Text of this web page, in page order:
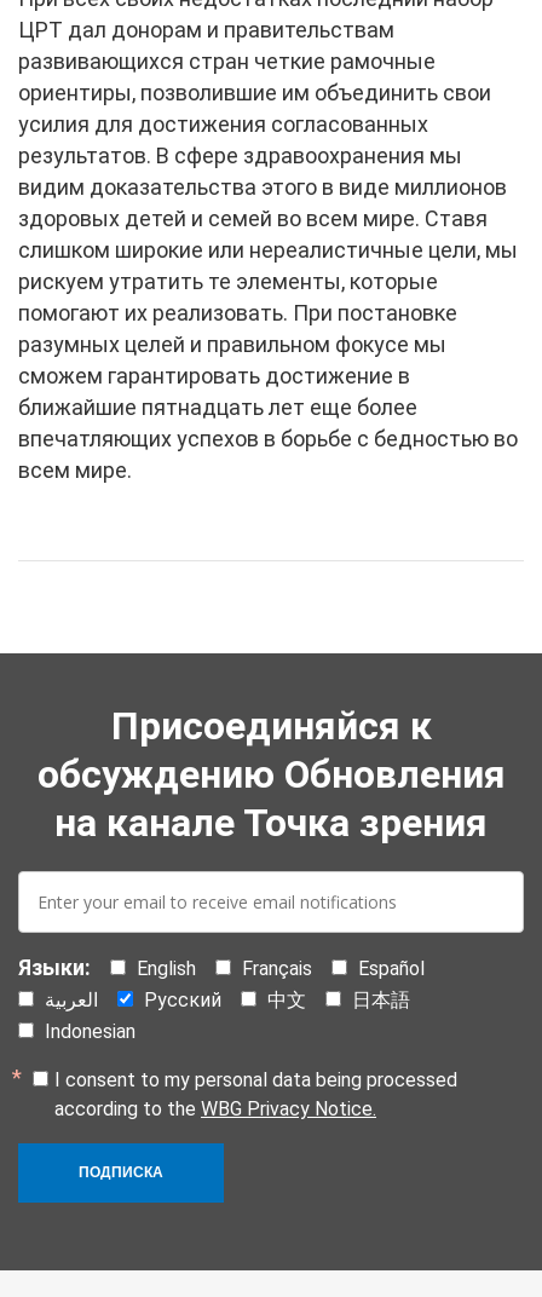
ЦРТ дал донорам и правительствам
развивающихся стран четкие рамочные
ориентиры, позволившие им объединить свои
усилия для достижения согласованных
результатов. В сфере здравоохранения мы
видим доказательства этого в виде миллионов
здоровых детей и семей во всем мире. Ставя
слишком широкие или нереалистичные цели, мы
рискуем утратить те элементы, которые
помогают их реализовать. При постановке
разумных целей и правильном фокусе мы
сможем гарантировать достижение в
ближайшие пятнадцать лет еще более
впечатляющих успехов в борьбе с бедностью во
всем мире.
Присоединяйся к
обсуждению Обновления
на канале Точка зрения
mail:
Языки: English Français
Español
العربية
Русский 中文
日本語
Indonesian
I consent to my personal data being processed
according to the WBG Privacy Notice.
ПОДПИСКА